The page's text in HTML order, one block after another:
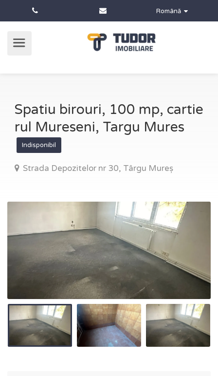
Română
Spatiu birouri, 100 mp, cartie
rul Mureseni, Targu Mures
Indisponibil
Strada Depozitelor nr 30, Târgu Mureș